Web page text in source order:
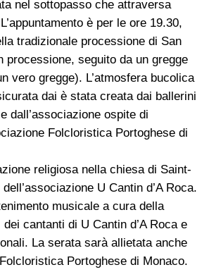
nel sottopasso che attraversa
è per le ore 19.30,
tradizionale processione di San
processione, seguito da un gregge
vero gregge). L’atmosfera bucolica
dai è stata creata dai ballerini
dall’associazione ospite di
Folcloristica Portoghese di
religiosa nella chiesa di Saint-
U Cantin d’A Roca.
musicale a cura della
cantanti di U Cantin d’A Roca e
La serata sarà allietata anche
Portoghese di Monaco.